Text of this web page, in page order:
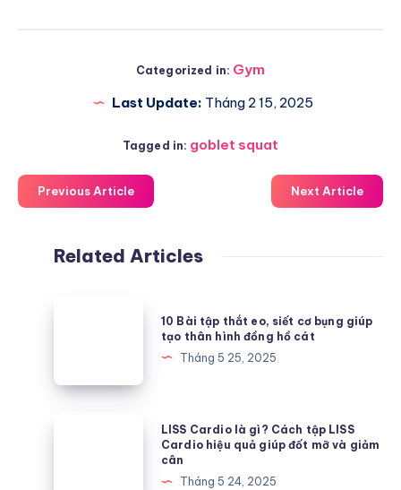
Categorized in: Gym
Last Update: Tháng 2 15, 2025
Tagged in: goblet squat
Previous Article Next Article
Related Articles
eo,
10 Bài tập thắt eo, siết cơ bụng giúp
tạo thân hình đồng hồ cát
Tháng 5 25, 2025
LISS Cardio là gì? Cách tập LISS
Cardio hiệu quả giúp đốt mỡ và giảm
cân
Tháng 5 24, 2025